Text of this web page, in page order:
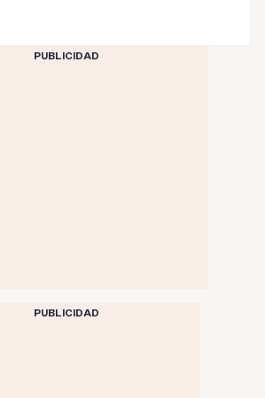
PUBLICIDAD
PUBLICIDAD